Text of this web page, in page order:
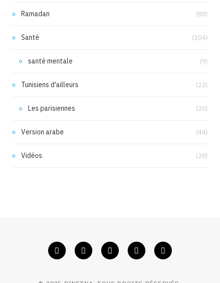
Ramadan (88)
Santé (104)
santé mentale (9)
Tunisiens d'ailleurs (22)
Les parisiennes (20)
Version arabe (44)
Vidéos (28)